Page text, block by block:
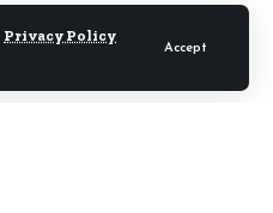
Privacy Policy
Accept